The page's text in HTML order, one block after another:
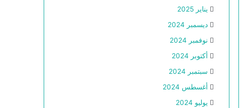
يناير 2025
ديسمبر 2024
نوفمبر 2024
أكتوبر 2024
سبتمبر 2024
أغسطس 2024
يوليو 2024